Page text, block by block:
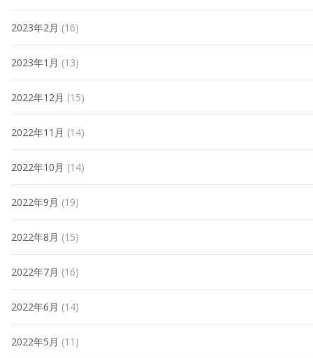
2023年2月 (16)
2023年1月 (13)
2022年12月 (15)
2022年11月 (14)
2022年10月 (14)
2022年9月 (19)
2022年8月 (15)
2022年7月 (16)
2022年6月 (14)
2022年5月 (11)